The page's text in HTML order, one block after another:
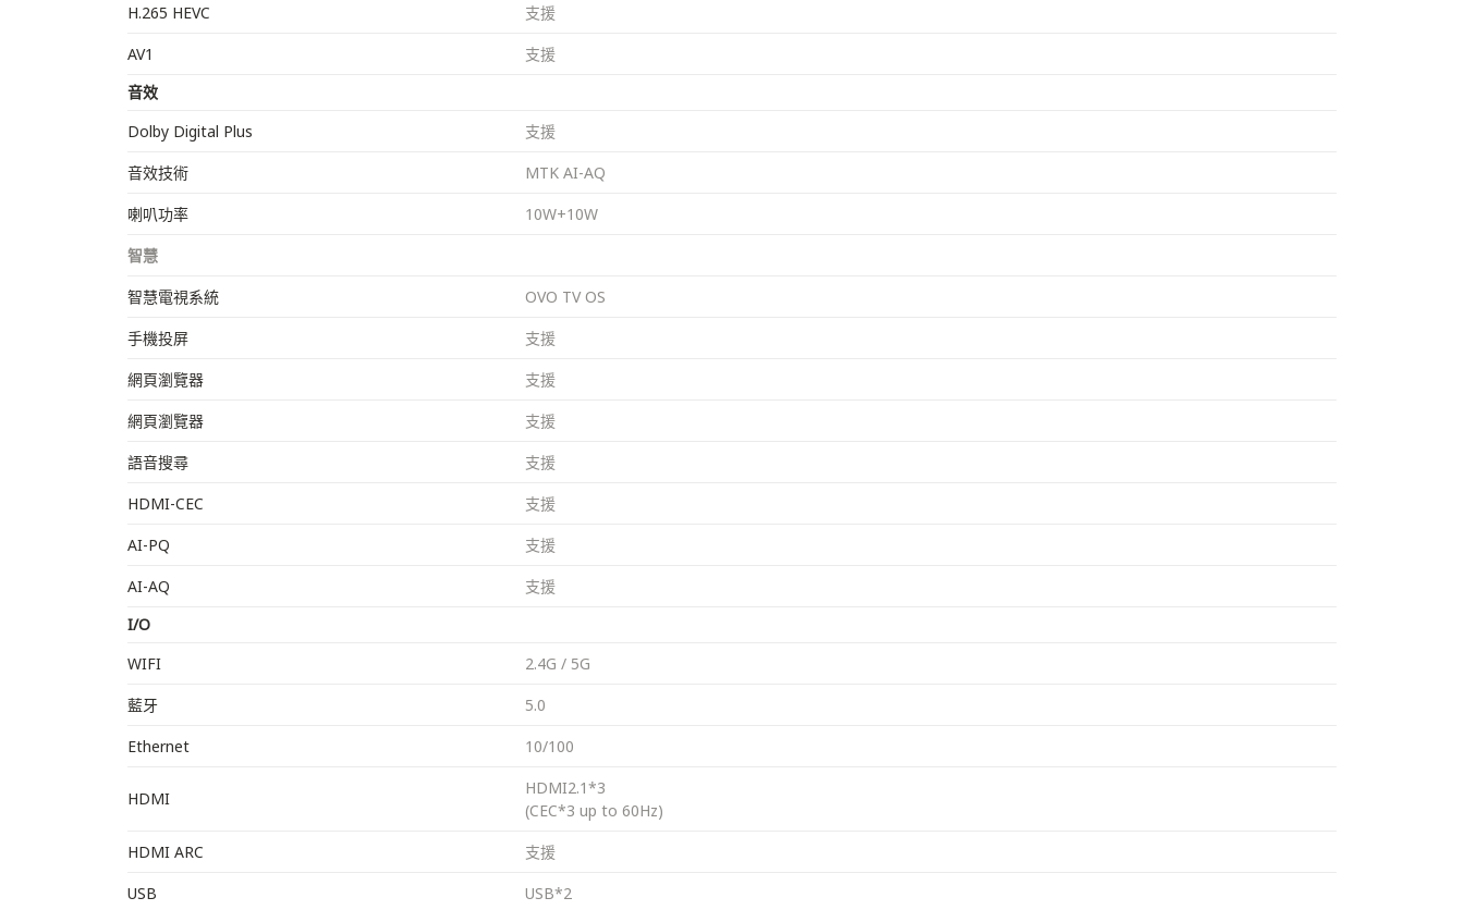
H.265 HEVC
支援
AV1
支援
音效
Dolby Digital Plus
支援
音效技術
MTK AI-AQ
喇叭功率
10W+10W
智慧
智慧電視系統
OVO TV OS
手機投屏
支援
網頁瀏覽器
支援
網頁瀏覽器
支援
語音搜尋
支援
HDMI-CEC
支援
AI-PQ
支援
AI-AQ
支援
I/O
WIFI
2.4G / 5G
藍牙
5.0
Ethernet
10/100
HDMI
HDMI2.1*3
(CEC*3 up to 60Hz)
HDMI ARC
支援
USB
USB*2